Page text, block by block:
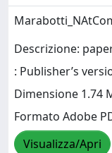
Descrizione:
: Publisher’s
Dimensione 1.74
Formato Adobe
Visualizza/Apri